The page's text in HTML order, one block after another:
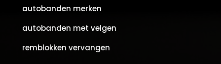
autobanden merken
autobanden met velgen
remblokken vervangen